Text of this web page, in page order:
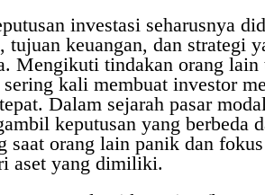
investasi seharusnya
tujuan keuangan, dan strategi
Mengikuti tindakan orang lain
kali membuat investor
Dalam sejarah pasar
keputusan yang berbeda
saat orang lain panik dan
aset yang dimiliki.